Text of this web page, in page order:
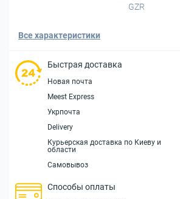
GZR
Все характеристики
Быстрая доставка
Новая почта
Meest Express
Укрпочта
Delivery
Курьерская доставка по Киеву и
области
Самовывоз
Способы оплаты